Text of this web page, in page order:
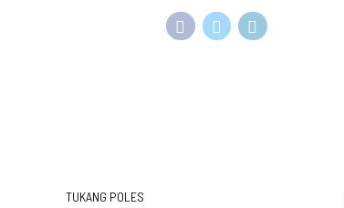
TUKANG POLES